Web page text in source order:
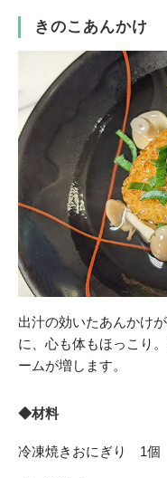
きのこあんかけ
出汁の効いたあんかけ
に、心も体もほっこり
ームが増します。
◆材料
冷凍焼きおにぎり 1個